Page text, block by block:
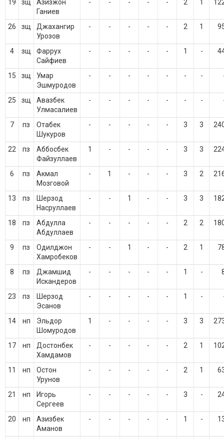
19 зщ
Азизжон
Ганиев
- - - - - 2 1
26 зщ
Джахангир
Урозов
- - - - - 2 1
4 зщ
Фаррух
Сайфиев
- - - - - 1 -
15 зщ
Умар
Эшмуродов
- - - - - - -
25 зщ
Авазбек
Улмасалиев
- - - - - - -
7 пз
Отабек
Шукуров
- - - - - 3 3
22 пз
Аббосбек
Файзуллаев
1 - - - - 3 3
6 пз
Акмал
Мозговой
- 1 - - - 3 2
13 пз
Шерзод
Насруллаев
- - 1 - - 3 3
18 пз
Абдулла
Абдуллаев
- - - - - 2 2
9 пз
Одилджон
Хамробеков
- - 1 - - 2 1
8 пз
Джамшид
Искандеров
- - - - - 1 -
23 пз
Шерзод
Эсанов
- - - - - 1 -
14 нп
Эльдор
Шомуродов
1 - - - - 3 3
17 нп
Достонбек
Хамдамов
- - - - - 2 1
11 нп
Остон
Урунов
- - - - - 2 1
21 нп
Игорь
Сергеев
- - - - - 3 -
20 нп
Азизбек
Аманов
- - - - - 1 -